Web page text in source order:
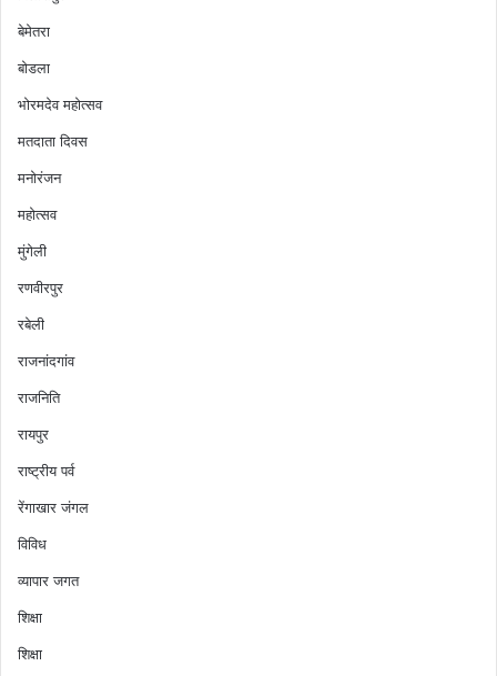
बेमेतरा
बोडला
भोरमदेव महोत्सव
मतदाता दिवस
मनोरंजन
महोत्सव
मुंगेली
रणवीरपुर
रबेली
राजनांदगांव
राजनिति
रायपुर
राष्ट्रीय पर्व
रेंगाखार जंगल
विविध
व्यापार जगत
शिक्षा
शिक्षा